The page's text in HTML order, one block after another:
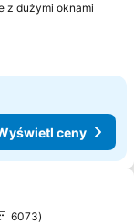
z dużymi oknami
ceny
6073